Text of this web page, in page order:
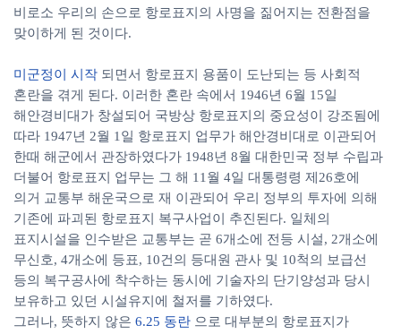
비로소 우리의 손으로 항로표지의 사명을 짊어지는 전환점을
맞이하게 된 것이다.
미군정이 시작 되면서 항로표지 용품이 도난되는 등 사회적
혼란을 겪게 된다. 이러한 혼란 속에서 1946년 6월 15일
해안경비대가 창설되어 국방상 항로표지의 중요성이 강조됨에
따라 1947년 2월 1일 항로표지 업무가 해안경비대로 이관되어
한때 해군에서 관장하였다가 1948년 8월 대한민국 정부 수립과
더불어 항로표지 업무는 그 해 11월 4일 대통령령 제26호에
의거 교통부 해운국으로 재 이관되어 우리 정부의 투자에 의해
기존에 파괴된 항로표지 복구사업이 추진된다. 일체의
표지시설을 인수받은 교통부는 곧 6개소에 전등 시설, 2개소에
무신호, 4개소에 등표, 10건의 등대원 관사 및 10척의 보급선
등의 복구공사에 착수하는 동시에 기술자의 단기양성과 당시
보유하고 있던 시설유지에 철저를 기하였다.
그러나, 뜻하지 않은 6.25 동란 으로 대부분의 항로표지가